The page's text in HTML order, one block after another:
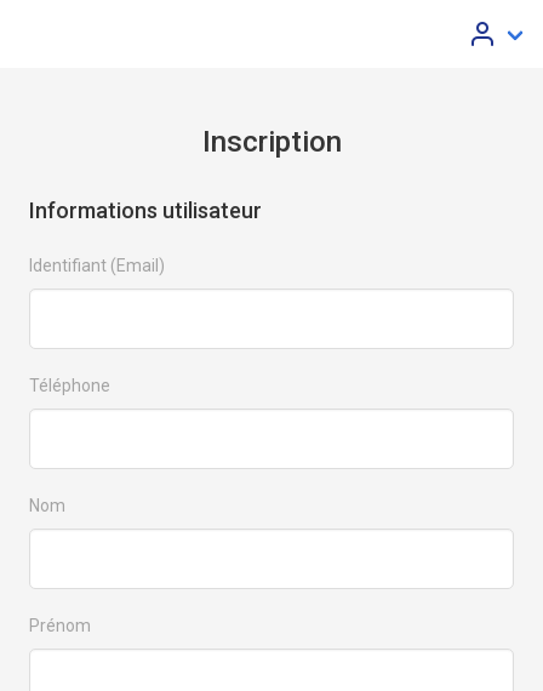
Inscription
Informations utilisateur
Identifiant (Email)
Téléphone
Nom
Prénom